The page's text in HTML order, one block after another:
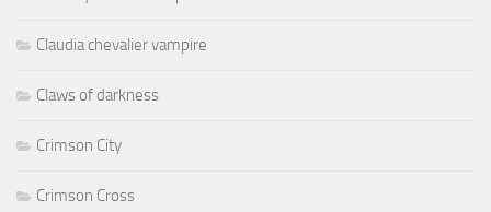
Claudia chevalier vampire
Claws of darkness
Crimson City
Crimson Cross